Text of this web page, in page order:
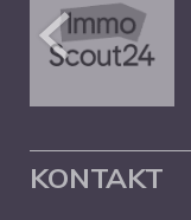
KONTAKT